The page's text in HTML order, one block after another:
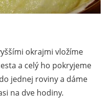
okrajmi vložíme
a celý ho pokryjeme
jednej roviny a dáme
na dve hodiny.